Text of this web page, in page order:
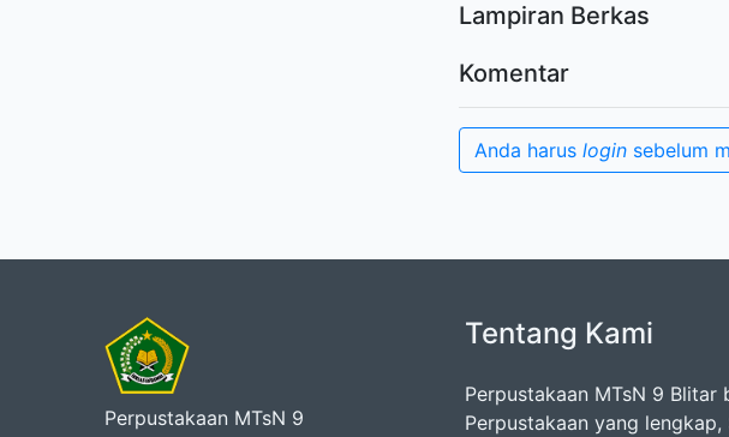
Lampiran Berkas
Komentar
Anda harus login sebelum
Perpustakaan MTsN 9
Tentang Kami
Perpustakaan MTsN 9 Blitar
Perpustakaan yang